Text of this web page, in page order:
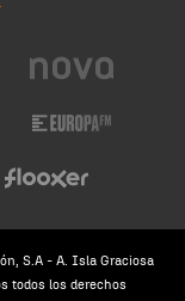
S.A - A. Isla Graciosa
todos los derechos